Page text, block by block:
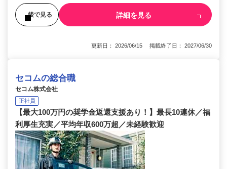
後で見る 詳細を見る
更新日： 2026/06/15 掲載終了日： 2027/06/30
セコムの総合職
セコム株式会社
正社員
【最大100万円の奨学金返還支援あり！】最長10連休／福
利厚生充実／平均年収600万超／未経験歓迎